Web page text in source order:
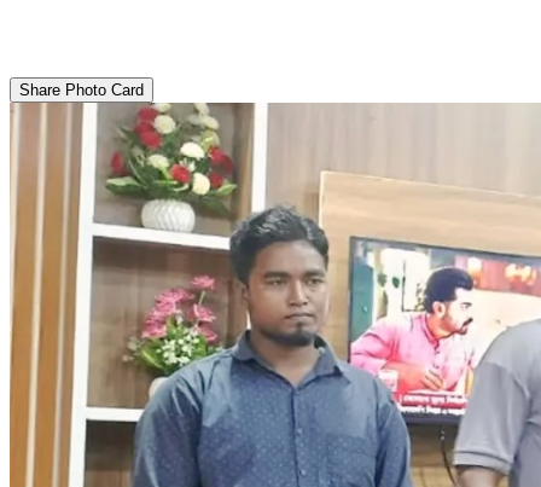
Share Photo Card